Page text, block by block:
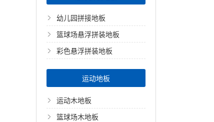
幼儿园拼接地板
篮球场悬浮拼装地板
彩色悬浮拼装地板
运动地板
运动木地板
篮球场木地板